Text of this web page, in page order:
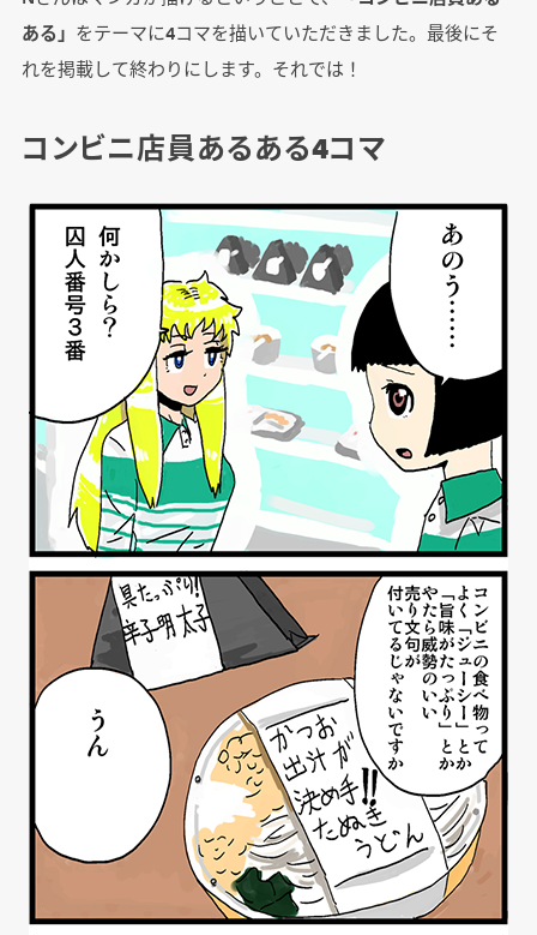
ある」 をテーマに4コマを描いていただきました。最後にそ
れを掲載して終わりにします。それでは！
コンビニ店員あるある4コマ